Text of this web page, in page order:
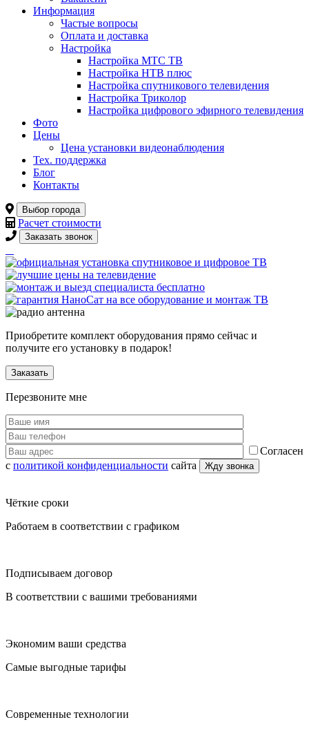
Информация
Частые вопросы
Оплата и доставка
Настройка
Настройка МТС ТВ
Настройка НТВ плюс
Настройка спутникового телевидения
Настройка Триколор
Настройка цифрового эфирного телевидения
Фото
Цены
Цена установки видеонаблюдения
Тех. поддержка
Блог
Контакты
Выбор города
Расчет стоимости
Заказать звонок
Приобретите комплект оборудования прямо сейчас и
получите его установку в подарок!
Заказать
Перезвоните мне
Согласен
с политикой конфиденциальности сайта
Чёткие сроки
Работаем в соответствии с графиком
Подписываем договор
В соответствии с вашими требованиями
Экономим ваши средства
Самые выгодные тарифы
Современные технологии